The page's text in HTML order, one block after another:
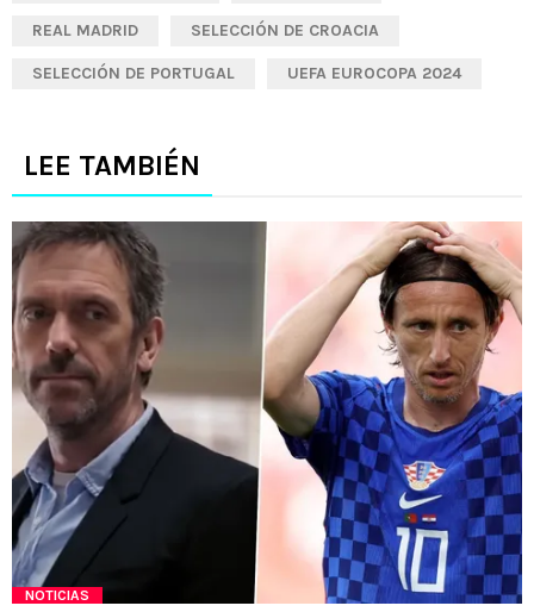
REAL MADRID SELECCIÓN DE CROACIA
SELECCIÓN DE PORTUGAL UEFA EUROCOPA 2024
LEE TAMBIÉN
NOTICIAS